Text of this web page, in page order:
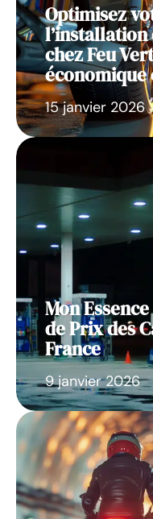
Optimisez
chez Feu
économique
15 janvier 2026
Mon
de Prix des
France
9 janvier 2026